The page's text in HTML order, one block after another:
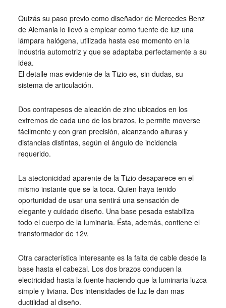
Quizás su paso previo como diseñador de Mercedes Benz
de Alemania lo llevó a emplear como fuente de luz una
lámpara halógena, utilizada hasta ese momento en la
industria automotriz y que se adaptaba perfectamente a su
idea.
El detalle mas evidente de la Tizio es, sin dudas, su
sistema de articulación.
Dos contrapesos de aleación de zinc ubicados en los
extremos de cada uno de los brazos, le permite moverse
fácilmente y con gran precisión, alcanzando alturas y
distancias distintas, según el ángulo de incidencia
requerido.
La atectonicidad aparente de la Tizio desaparece en el
mismo instante que se la toca. Quien haya tenido
oportunidad de usar una sentirá una sensación de
elegante y cuidado diseño. Una base pesada estabiliza
todo el cuerpo de la luminaria. Ésta, además, contiene el
transformador de 12v.
Otra característica interesante es la falta de cable desde la
base hasta el cabezal. Los dos brazos conducen la
electricidad hasta la fuente haciendo que la luminaria luzca
simple y liviana. Dos intensidades de luz le dan mas
ductilidad al diseño.